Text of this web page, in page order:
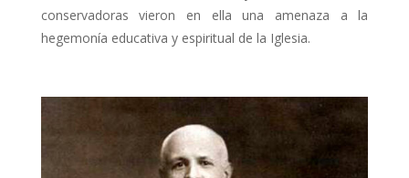
conservadoras vieron en ella una amenaza a la
hegemonía educativa y espiritual de la Iglesia.